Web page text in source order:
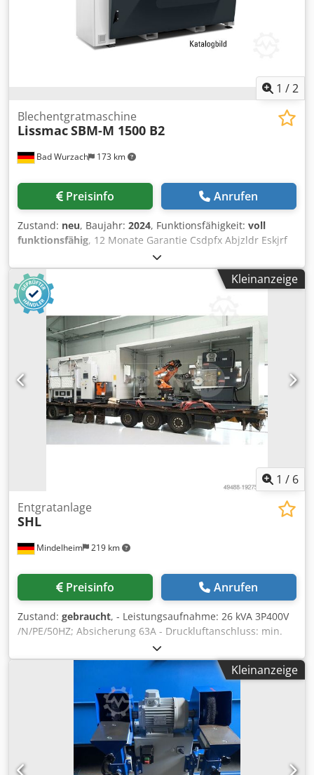
1 /2
Bad Wurzach 173 km
Blechentgratmaschine
LissmacSBM-M 1500 B2
Preisinfo Anrufen
Zustand: neu, Baujahr: 2024, Funktionsfähigkeit: voll
funktionsfähig, 12 Monate Garantie Csdpfx Abjzldr Eskjrf
Kleinanzeige
1 / 6
Mindelheim 219 km
Entgratanlage
SHL
Preisinfo Anrufen
Zustand: gebraucht, - Leistungsaufnahme: 26 kVA 3P400V
/N/PE/50HZ; Absicherung 63A - Druckluftanschluss: min.
5bar, max. 7bar Crsdpfjwpkc Iox Abkjf - Absaugleistung:
min. V = 1700 m³/h bei Δp = -850 Pa min. 20 m/s,
Nachlaufzeit 15s Die Anlage wurde gereinigt, beim
Hersteller verpackt, konserviert und eingelagert. Sie ist
vollständig und betriebsbereit. Die Anlage kann zu jeder
Zeit, nach Terminabsprache, besichtigt werden.
Kleinanzeige